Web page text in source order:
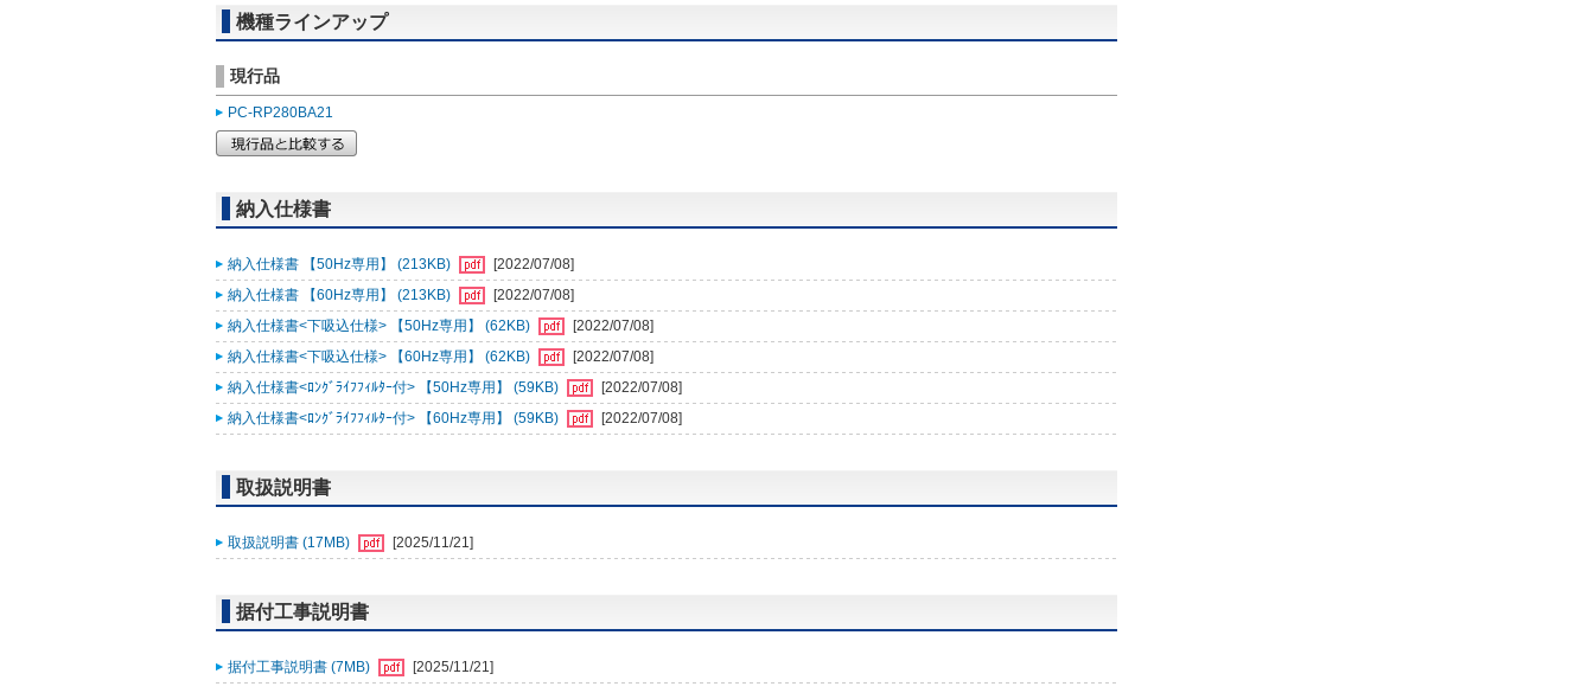
機種ラインアップ
現行品
PC-RP280BA21
納入仕様書
納入仕様書 【50Hz専用】 (213KB)
[2022/07/08]
納入仕様書 【60Hz専用】 (213KB)
[2022/07/08]
納入仕様書<下吸込仕様> 【50Hz専用】 (62KB)
[2022/07/08]
納入仕様書<下吸込仕様> 【60Hz専用】 (62KB)
[2022/07/08]
納入仕様書<ﾛﾝｸﾞﾗｲﾌﾌｨﾙﾀｰ付> 【50Hz専用】 (59KB)
[2022/07/08]
納入仕様書<ﾛﾝｸﾞﾗｲﾌﾌｨﾙﾀｰ付> 【60Hz専用】 (59KB)
[2022/07/08]
取扱説明書
取扱説明書 (17MB) [2025/11/21]
据付工事説明書
据付工事説明書 (7MB) [2025/11/21]